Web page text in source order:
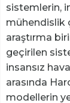
sistemlerin,
mühendislik
araştırma
geçirilen
insansız
arasında
modellerin